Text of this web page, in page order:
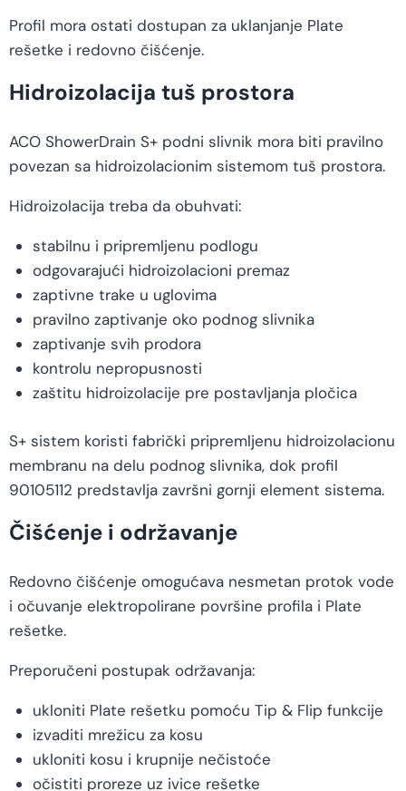
Profil mora ostati dostupan za uklanjanje Plate
rešetke i redovno čišćenje.
Hidroizolacija tuš prostora
ACO ShowerDrain S+ podni slivnik mora biti pravilno
povezan sa hidroizolacionim sistemom tuš prostora.
Hidroizolacija treba da obuhvati:
stabilnu i pripremljenu podlogu
odgovarajući hidroizolacioni premaz
zaptivne trake u uglovima
pravilno zaptivanje oko podnog slivnika
zaptivanje svih prodora
kontrolu nepropusnosti
zaštitu hidroizolacije pre postavljanja pločica
S+ sistem koristi fabrički pripremljenu hidroizolacionu
membranu na delu podnog slivnika, dok profil
90105112 predstavlja završni gornji element sistema.
Čišćenje i održavanje
Redovno čišćenje omogućava nesmetan protok vode
i očuvanje elektropolirane površine profila i Plate
rešetke.
Preporučeni postupak održavanja:
ukloniti Plate rešetku pomoću Tip & Flip funkcije
izvaditi mrežicu za kosu
ukloniti kosu i krupnije nečistoće
očistiti proreze uz ivice rešetke